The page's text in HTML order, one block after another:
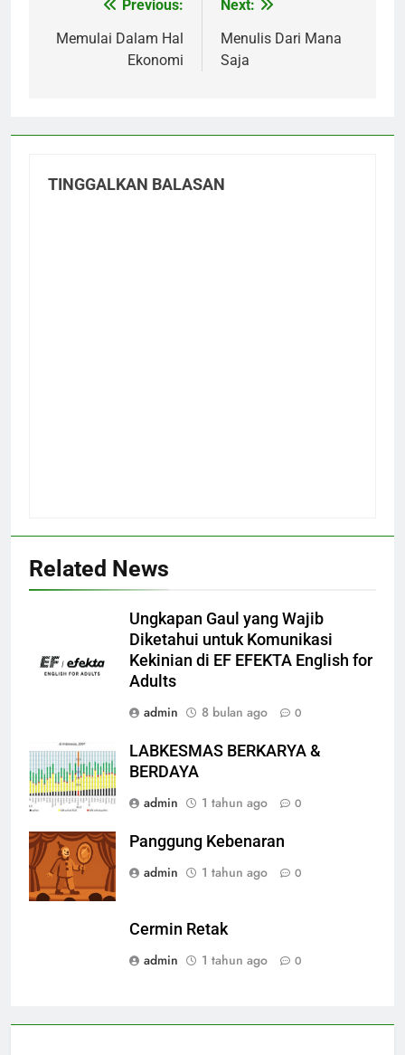
Navigasi
pos
Previous:
Memulai Dalam Hal
Ekonomi
Next:
Menulis Dari Mana
Saja
TINGGALKAN BALASAN
Related News
Ungkapan Gaul yang Wajib
Diketahui untuk Komunikasi
Kekinian di EF EFEKTA English for
Adults
admin
8 bulan ago 0
LABKESMAS BERKARYA &
BERDAYA
admin
1 tahun ago 0
Panggung Kebenaran
admin
1 tahun ago 0
Cermin Retak
admin
1 tahun ago 0